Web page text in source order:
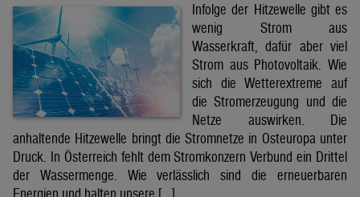
Infolge der Hitzewelle gibt es
wenig Strom aus
Wasserkraft, dafür aber viel
Strom aus Photovoltaik. Wie
sich die Wetterextreme auf
die Stromerzeugung und die
Netze auswirken. Die
anhaltende Hitzewelle bringt die Stromnetze in Osteuropa unter
Druck. In Österreich fehlt dem Stromkonzern Verbund ein Drittel
der Wassermenge. Wie verlässlich sind die erneuerbaren